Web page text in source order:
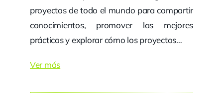
proyectos de todo el mundo para compartir
conocimientos, promover las mejores
prácticas y explorar cómo los proyectos…
Ver más